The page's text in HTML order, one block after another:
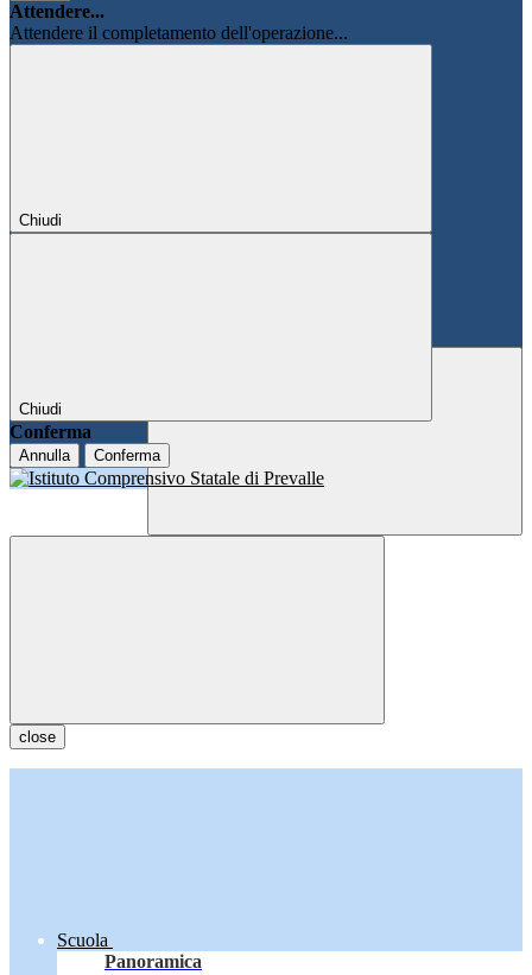
Attendere...
Attendere il completamento dell'operazione...
Chiudi
Chiudi
Conferma
Annulla Conferma
close
Scuola
Panoramica